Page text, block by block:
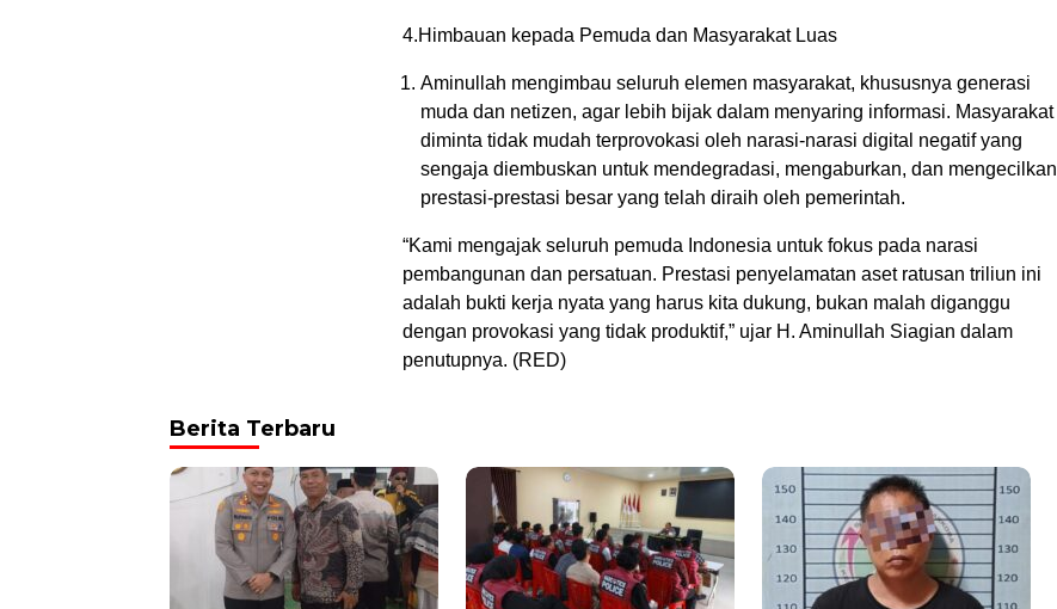
4.Himbauan kepada Pemuda dan Masyarakat Luas
Aminullah mengimbau seluruh elemen masyarakat, khususnya generasi
muda dan netizen, agar lebih bijak dalam menyaring informasi. Masyarakat
diminta tidak mudah terprovokasi oleh narasi-narasi digital negatif yang
sengaja diembuskan untuk mendegradasi, mengaburkan, dan mengecilkan
prestasi-prestasi besar yang telah diraih oleh pemerintah.
“Kami mengajak seluruh pemuda Indonesia untuk fokus pada narasi
pembangunan dan persatuan. Prestasi penyelamatan aset ratusan triliun ini
adalah bukti kerja nyata yang harus kita dukung, bukan malah diganggu
dengan provokasi yang tidak produktif,” ujar H. Aminullah Siagian dalam
penutupnya. (RED)
Berita Terbaru